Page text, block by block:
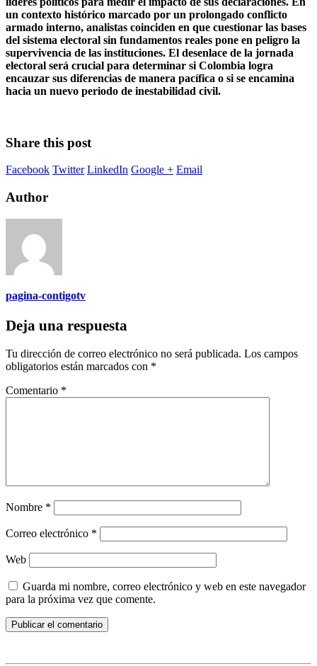
un contexto histórico marcado por un prolongado conflicto
armado interno, analistas coinciden en que cuestionar las bases
del sistema electoral sin fundamentos reales pone en peligro la
supervivencia de las instituciones. El desenlace de la jornada
electoral será crucial para determinar si Colombia logra
encauzar sus diferencias de manera pacífica o si se encamina
hacia un nuevo periodo de inestabilidad civil.
Share this post
Facebook Twitter LinkedIn Google + Email
Author
pagina-contigotv
Deja una respuesta
Tu dirección de correo electrónico no será publicada. Los campos
obligatorios están marcados con *
Comentario *
Nombre *
Correo electrónico *
Web
Guarda mi nombre, correo electrónico y web en este navegador
para la próxima vez que comente.